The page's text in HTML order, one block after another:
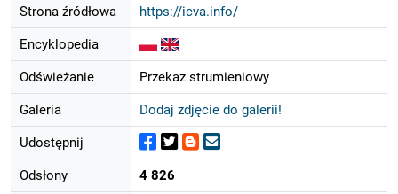
Strona źródłowa https://icva.info/
Encyklopedia
Odświeżanie Przekaz strumieniowy
Galeria Dodaj zdjęcie do galerii!
Udostępnij
Odsłony 4 826